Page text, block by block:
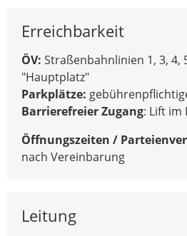
Erreichbarkeit
ÖV: Straßenbahnlinien 1, 3, 4,
"Hauptplatz"
Parkplätze:
Barrierefreier Zugang: Lift im
Öffnungszeiten /
nach Vereinbarung
Leitung